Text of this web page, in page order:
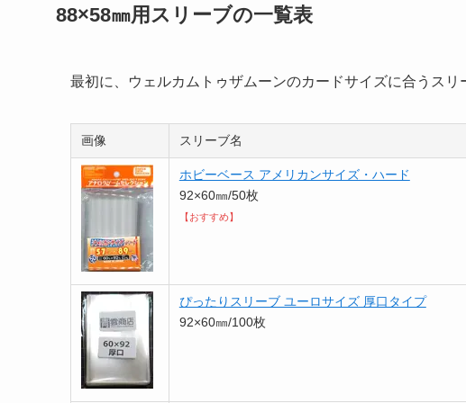
88×58㎜用スリーブの一覧表
最初に、ウェルカムトゥザムーンのカードサイズに合うスリ
画像 スリーブ名
ホビーベース アメリカンサイズ・ハード
92×60㎜/50枚
【おすすめ】
ぴったりスリーブ ユーロサイズ 厚口タイプ
92×60㎜/100枚